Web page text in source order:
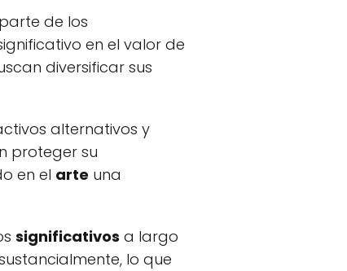
de los
en el valor de
diversificar sus
alternativos y
proteger su
en el arte una
significativos a largo
lo que